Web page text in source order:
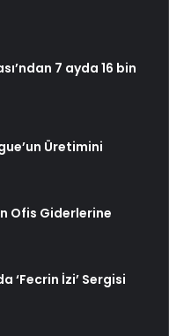
7 ayda 16 bin
Üretimini
Ofis Giderlerine
‘Fecrin İzi’ Sergisi